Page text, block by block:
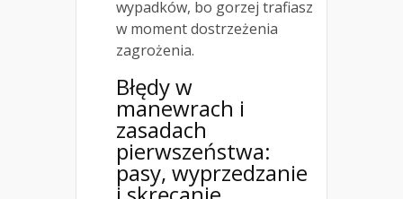
wypadków, bo gorzej trafiasz
w moment dostrzeżenia
zagrożenia.
Błędy w
manewrach i
zasadach
pierwszeństwa:
pasy, wyprzedzanie